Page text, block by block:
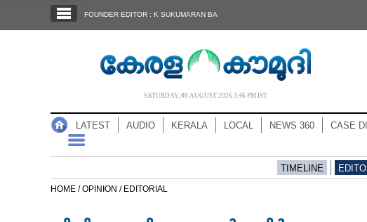
NOTIFIED NEWS
FOUNDER EDITOR : K SUKUMARAN BA
SATURDAY, 08 AUGUST 2026 3.46 PM IST
LATEST AUDIO KERALA LOCAL NEWS 360 CASE
TIMELINE
HOME /OPINION / EDITORIAL